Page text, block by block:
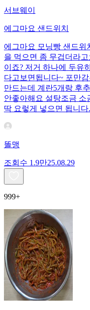
서브웨이
에그마요 샌드위치
에그마요 모닝빵 샌드위
을 먹으면 좀 무겁더라
이죠? 저거 하나에 두유
다고보면됩니다~ 포만
만드는데 계란5개랑 후
안좋아해요 설탕조금 소
딱 요렇게 넣으면 됩니다.
똘맹
조회수 1.9만25.08.29
999+